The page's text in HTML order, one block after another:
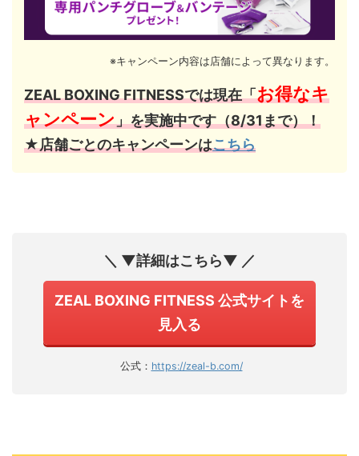
※キャンペーン内容は店舗によって異なります。
ZEAL BOXING FITNESSでは現在「お得なキ
ャンペーン」を実施中です（8/31まで）！
★店舗ごとのキャンペーンはこちら
＼ ▼詳細はこちら▼ ／
ZEAL BOXING FITNESS 公式サイトを
見入る
公式： https://zeal-b.com/